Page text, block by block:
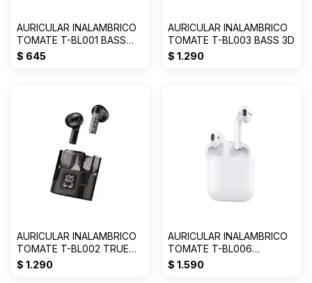
AURICULAR INALAMBRICO
TOMATE T-BL001 BASS
Con 50% OFF
$ 645
AURICULAR INALAMBRICO
TOMATE T-BL003 BASS 3D
$ 1.290
AURICULAR INALAMBRICO
TOMATE T-BL002 TRUE
WIRELESS
$ 1.290
AURICULAR INALAMBRICO
TOMATE T-BL006
AIRPODS 2da GENERACION
$ 1.590